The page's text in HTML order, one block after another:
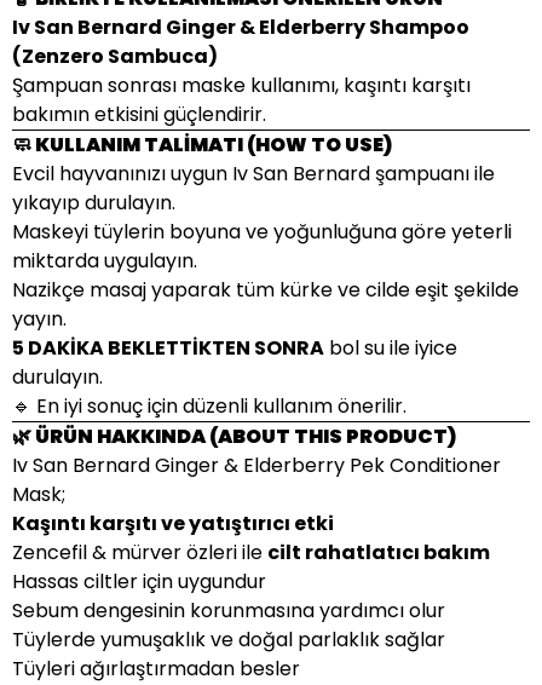
Iv San Bernard Ginger & Elderberry Shampoo
(Zenzero Sambuca)
Şampuan sonrası maske kullanımı, kaşıntı karşıtı
bakımın etkisini güçlendirir.
🧼 KULLANIM TALİMATI (HOW TO USE)
Evcil hayvanınızı uygun Iv San Bernard şampuanı ile
yıkayıp durulayın.
Maskeyi tüylerin boyuna ve yoğunluğuna göre yeterli
miktarda uygulayın.
Nazikçe masaj yaparak tüm kürke ve cilde eşit şekilde
yayın.
5 DAKİKA BEKLETTİKTEN SONRA bol su ile iyice
durulayın.
🔹 En iyi sonuç için düzenli kullanım önerilir.
🌿 ÜRÜN HAKKINDA (ABOUT THIS PRODUCT)
Iv San Bernard Ginger & Elderberry Pek Conditioner
Mask;
Kaşıntı karşıtı ve yatıştırıcı etki
Zencefil & mürver özleri ile cilt rahatlatıcı bakım
Hassas ciltler için uygundur
Sebum dengesinin korunmasına yardımcı olur
Tüylerde yumuşaklık ve doğal parlaklık sağlar
Tüyleri ağırlaştırmadan besler